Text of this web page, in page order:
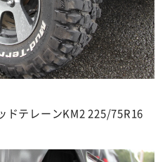
ドテレーンKM2 225/75R16